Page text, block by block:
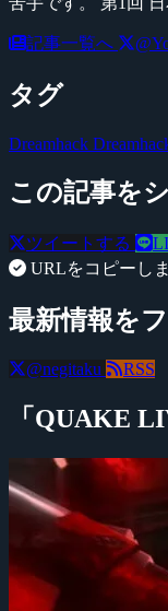
記事一覧へ
タグ
Dreamhack
この記事を
ツイートする
URLをコピーし
最新情報を
@negitaku RSS
「QUAKE